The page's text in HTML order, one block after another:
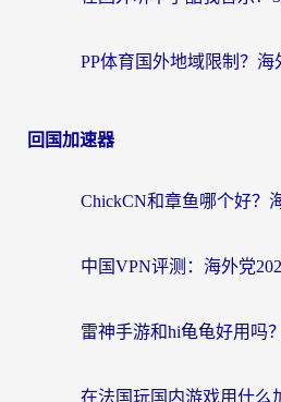
回国加速器